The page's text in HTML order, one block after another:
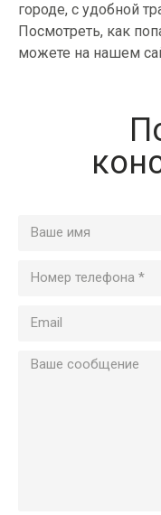
городе, с удобной
Посмотреть, как
можете на нашем